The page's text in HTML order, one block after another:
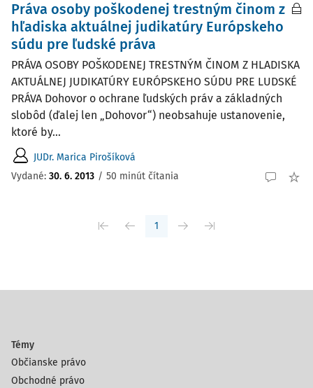
Práva osoby poškodenej trestným činom z
hľadiska aktuálnej judikatúry Európskeho
súdu pre ľudské práva
PRÁVA OSOBY POŠKODENEJ TRESTNÝM ČINOM Z HLADISKA
AKTUÁLNEJ JUDIKATÚRY EURÓPSKEHO SÚDU PRE LUDSKÉ
PRÁVA Dohovor o ochrane ľudských práv a základných
slobôd (ďalej len „Dohovor“) neobsahuje ustanovenie,
ktoré by...
JUDr. Marica Pirošíková
Vydané: 30. 6. 2013 / 50 minút čítania
1
Témy
Občianske právo
Obchodné právo